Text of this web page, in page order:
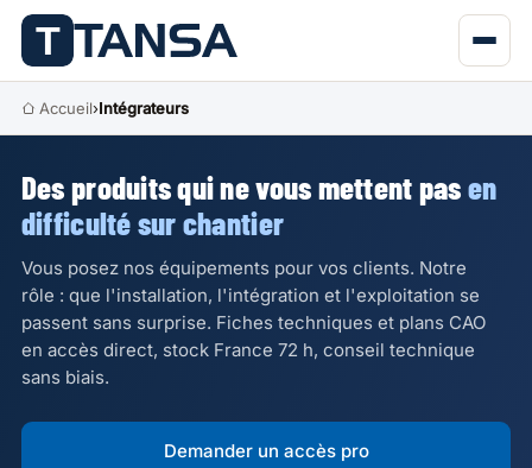
Accueil›Intégrateurs
Des produits qui ne vous mettent pasen
difficulté sur chantier
Vous posez nos équipements pour vos clients. Notre
rôle : que l'installation, l'intégration et l'exploitation se
passent sans surprise. Fiches techniques et plans CAO
en accès direct, stock France 72 h, conseil technique
sans biais.
Demander un accès pro